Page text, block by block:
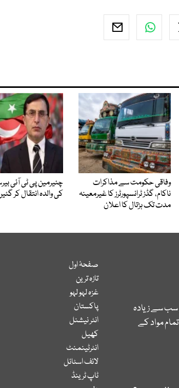
وفاقی حکومت سے مذاکرات
ناکام، گڈز ٹرانسپورٹرز کا غیرمعینہ
مدت تک ہڑتال کا اعلان
چئیرمین پی ٹی آئی
کی والدہ انتقال کر
سب سے زیادہ
مواد کے
صفحۂ اول
تازہ ترین
غزہ لہو لہو
پاکستان
انٹر نیشنل
کھیل
انٹرٹینمنٹ
لائف اسٹائل
ٹاپ ٹرینڈ